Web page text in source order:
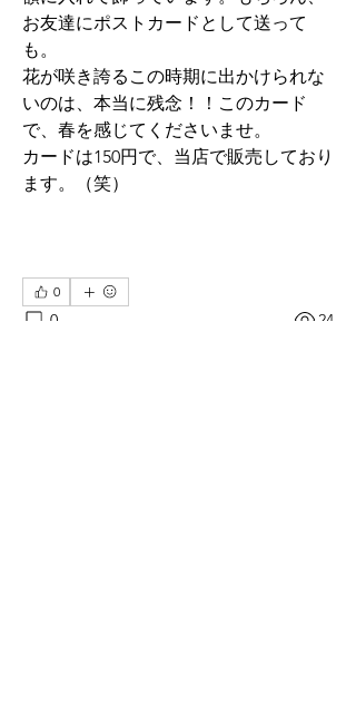
お友達にポストカードとして送って
も。
花が咲き誇るこの時期に出かけられな
いのは、本当に残念！！このカード
で、春を感じてくださいませ。
カードは150円で、当店で販売しており
ます。（笑）
0
0 24